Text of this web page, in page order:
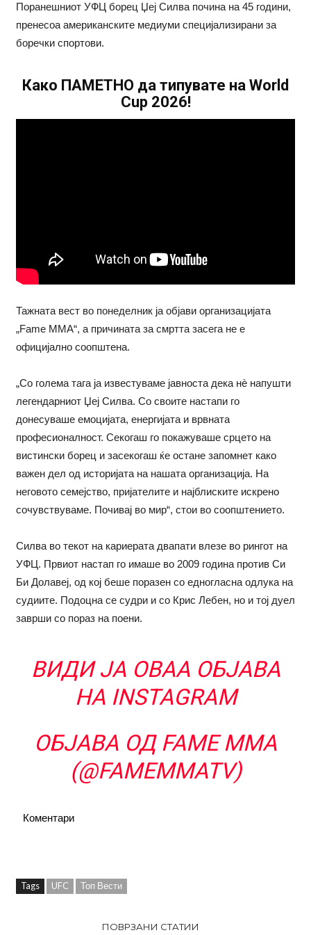
Поранешниот УФЦ борец Џеј Силва почина на 45 години,
пренесоа американските медиуми специјализирани за
боречки спортови.
Како ПАМЕТНО да типувате на World
Cup 2026!
Тажната вест во понеделник ја објави организацијата
„Fame MMA“, а причината за смртта засега не е
официјално соопштена.
„Со голема тага ја известуваме јавноста дека нè напушти
легендарниот Џеј Силва. Со своите настапи го
донесуваше емоцијата, енергијата и врвната
професионалност. Секогаш го покажуваше срцето на
вистински борец и засекогаш ќе остане запомнет како
важен дел од историјата на нашата организација. На
неговото семејство, пријателите и најблиските искрено
сочувствуваме. Почивај во мир“, стои во соопштението.
Силва во текот на кариерата двапати влезе во рингот на
УФЦ. Првиот настап го имаше во 2009 година против Си
Би Долавеј, од кој беше поразен со едногласна одлука на
судиите. Подоцна се судри и со Крис Лебен, но и тој дуел
заврши со пораз на поени.
ВИДИ ЈА ОВАА ОБЈАВА
НА INSTAGRAM
ОБЈАВА ОД FAME MMA
(@FAMEMMATV)
Коментари
Tags UFC Топ Вести
ПОВРЗАНИ СТАТИИ